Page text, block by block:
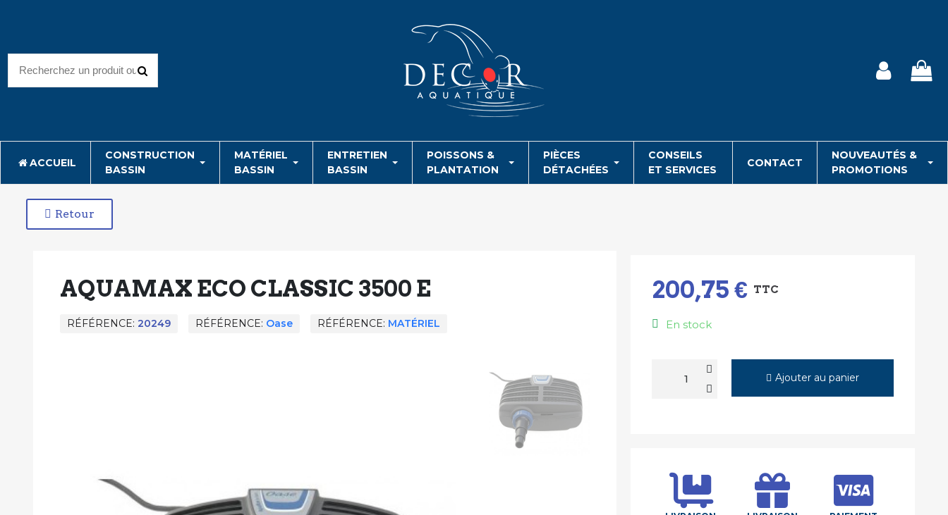
ACCUEIL
CONSTRUCTION
BASSIN
MATÉRIEL
BASSIN
ENTRETIEN
BASSIN
POISSONS &
PLANTATION
PIÈCES
DÉTACHÉES
CONSEILS
ET SERVICES
CONTACT
NOUVEAUTÉS &
PROMOTIONS
Retour
AQUAMAX ECO CLASSIC 3500 E
RÉFÉRENCE 20249 RÉFÉRENCE Oase RÉFÉRENCE MATÉRIEL
200,75 € TTC
En stock
Ajouter au panier